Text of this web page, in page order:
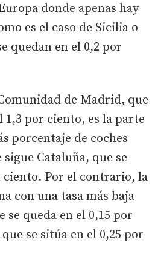
donde apenas hay
es el caso de Sicilia o
quedan en el 0,2 por
de Madrid, que
1,3 por ciento, es la parte
porcentaje de coches
Cataluña, que se
ciento. Por el contrario, la
con una tasa más baja
se queda en el 0,15 por
se sitúa en el 0,25 por